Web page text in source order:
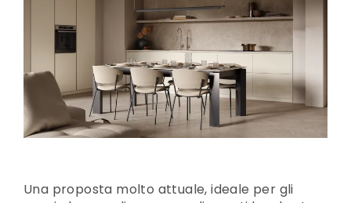
Una proposta molto attuale, ideale per gli